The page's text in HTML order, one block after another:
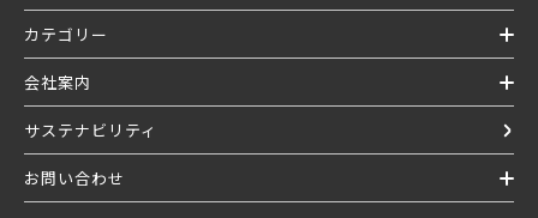
カテゴリー
会社案内
サステナビリティ
お問い合わせ